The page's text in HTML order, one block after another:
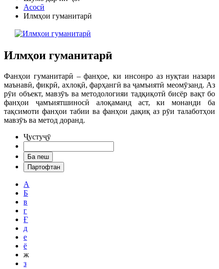
Асосӣ
Илмҳои гуманитарӣ
Илмҳои гуманитарӣ
Фанҳои гуманитарӣ – фанҳое, ки инсонро аз нуқтаи назари
маънавӣ, фикрӣ, ахлоқӣ, фарҳангӣ ва ҷамъиятӣ меомӯзанд. Аз
рӯи объект, мавзӯъ ва методологияи тадқиқотӣ бисёр вақт бо
фанҳои ҷамъиятшиносӣ алоқаманд аст, ки монанди ба
тақсимоти фанҳои табии ва фанҳои дақиқ аз рӯи талаботҳои
мавзӯъ ва метод доранд.
Ҷустуҷӯ
А
Б
в
г
Ғ
д
е
ё
ж
з